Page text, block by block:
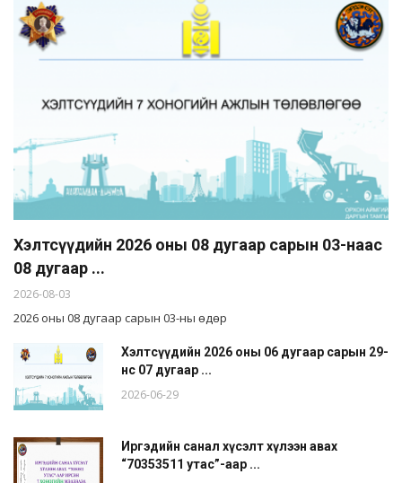
Хэлтсүүдийн 2026 оны 08 дугаар сарын 03-наас
08 дугаар ...
2026-08-03
2026 оны 08 дугаар сарын 03-ны өдөр
Хэлтсүүдийн 2026 оны 06 дугаар сарын 29-
нөөс 07 дугаар ...
2026-06-29
Иргэдийн санал хүсэлт хүлээн авах
“70353511 утас”-аар ...